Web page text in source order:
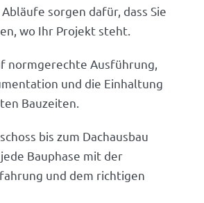
sorgen dafür, dass Sie
wo Ihr Projekt steht.
normgerechte Ausführung,
und die Einhaltung
Bauzeiten.
bis zum Dachausbau
Bauphase mit der
und dem richtigen